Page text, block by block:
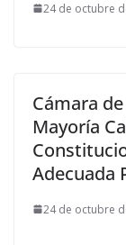
24 de octubre
Cámara
Mayoría
Adecuada
24 de octubre